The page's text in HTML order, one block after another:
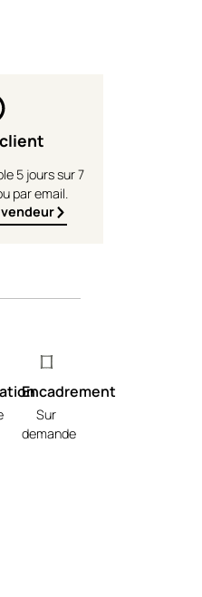
5 jours sur 7
par email.
Encadrement
Sur
demande